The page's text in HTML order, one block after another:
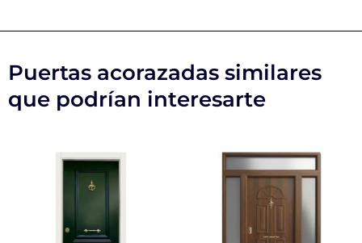
Puertas acorazadas similares
que podrían interesarte